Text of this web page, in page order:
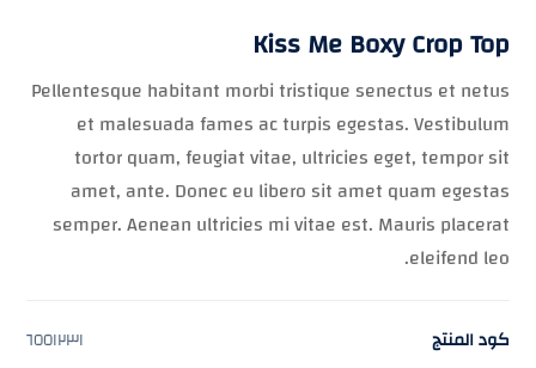
Kiss Me Boxy Crop Top
Pellentesque habitant morbi tristique senectus et netus
et malesuada fames ac turpis egestas. Vestibulum
tortor quam, feugiat vitae, ultricies eget, tempor sit
amet, ante. Donec eu libero sit amet quam egestas
semper. Aenean ultricies mi vitae est. Mauris placerat
eleifend leo.
كود المنتج ٦٥٥١٢٣١